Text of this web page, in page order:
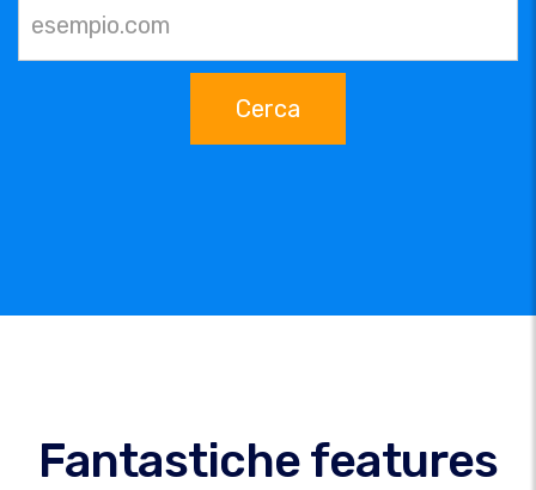
Cerca
Fantastiche features